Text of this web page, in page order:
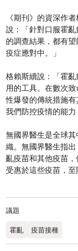
《期刊》的資深作
說：「針對口服霍
的調查結果，都有
疫症應對中。」
格賴斯續說：「霍
用的工具。在數次
性爆發的傳統措施
我們防控疫情的能力
無國界醫生是全球
織。無國界醫生指
亂疫苗和其他疫苗
受惠於這些疫苗，至
議題
霍亂 疫苗接種